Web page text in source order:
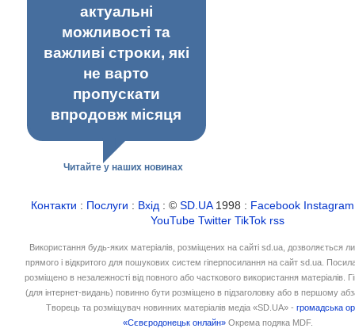
актуальні
можливості та
важливі строки, які
не варто
пропускати
впродовж місяця
Читайте у наших новинах
Контакти : Послуги : Вхід : ©SD.UA1998 : Facebook Instagram
YouTube Twitter TikTok rss
Використання будь-яких матеріалів, розміщених на сайті sd.ua, дозволяється
прямого і відкритого для пошукових систем гіперпосилання на сайт sd.ua.
розміщено в незалежності від повного або часткового використання матеріалів.
(для інтернет-видань) повинно бути розміщено в підзаголовку або в першому
Творець та розміщувач новинних матеріалів медіа «SD.UA» -громадська
«Сєвєродонецьк онлайн» Окрема подяка MDF.